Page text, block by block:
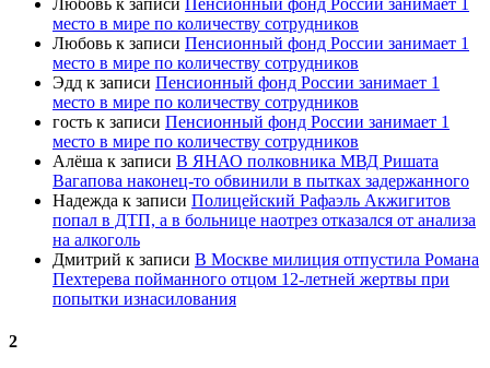
Любовь к записи Пенсионный фонд России занимает 1
место в мире по количеству сотрудников
Любовь к записи Пенсионный фонд России занимает 1
место в мире по количеству сотрудников
Эдд к записи Пенсионный фонд России занимает 1
место в мире по количеству сотрудников
гость к записи Пенсионный фонд России занимает 1
место в мире по количеству сотрудников
Алёша к записи В ЯНАО полковника МВД Ришата
Вагапова наконец-то обвинили в пытках задержанного
Надежда к записи Полицейский Рафаэль Акжигитов
попал в ДТП, а в больнице наотрез отказался от анализа
на алкоголь
Дмитрий к записи В Москве милиция отпустила Романа
Пехтерева пойманного отцом 12-летней жертвы при
попытки изнасилования
2